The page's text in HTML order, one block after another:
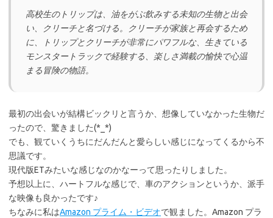
高校生のトリップは、油をがぶ飲みする未知の生物と出会
い、クリーチと名づける。クリーチが家族と再会するため
に、トリップとクリーチが非常にパワフルな、生きている
モンスタートラックで経験する、楽しさ満載の愉快で心温
まる冒険の物語。
最初の出会いが結構ビックリと言うか、想像していなかった生物だ
ったので、驚きました(*_*)
でも、観ていくうちにだんだんと愛らしい感じになってくるから不
思議です。
現代版ETみたいな感じなのかなーって思ったりしました。
予想以上に、ハートフルな感じで、車のアクションというか、派手
な映像も良かったです♪
ちなみに私はAmazon プライム・ビデオで観ました。Amazon プラ